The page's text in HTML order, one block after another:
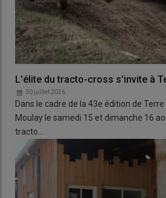
L'élite du tracto-cross s'invite à
30 juillet 2026
Dans le cadre de la 43e édition de
Moulay le samedi 15 et dimanche 16
tracto…